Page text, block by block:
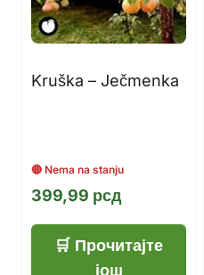
Kruška – Ječmenka
399,99 рсд
Прочитајте
још